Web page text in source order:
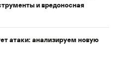
и вредоносная
атаки: анализируем новую